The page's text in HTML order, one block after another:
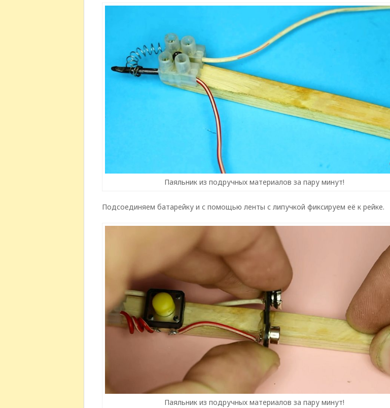
Паяльник из подручных материалов за пару минут!
Подсоединяем батарейку и с помощью ленты с липучкой фиксируем её к рейке.
Паяльник из подручных материалов за пару минут!